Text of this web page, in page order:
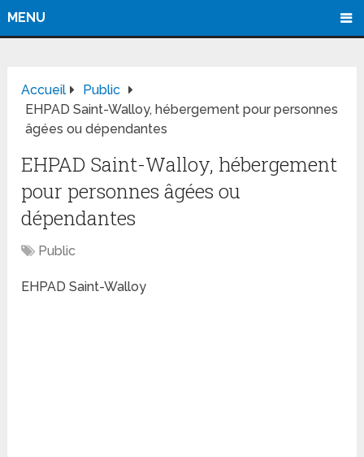
MENU
Accueil
Public
EHPAD Saint-Walloy, hébergement pour personnes
âgées ou dépendantes
EHPAD Saint-Walloy, hébergement
pour personnes âgées ou
dépendantes
Public
EHPAD Saint-Walloy